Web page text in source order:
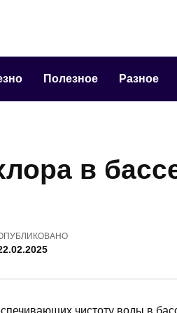
Полезное Разное
в